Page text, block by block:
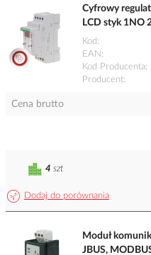
Cyfrowy
LCD styk 1NO
Kod
EAN
Kod Producenta
Producent
Cena brutto
Dodaj do porównania
4 szt
Moduł
JBUS,